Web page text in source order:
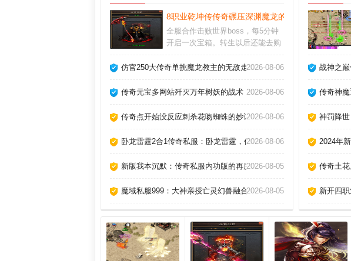
8职业乾坤传传奇碾压深渊魔龙的终极指南。
全服合作击败世界boss，每5分钟
开启一次宝箱。转生以后还能去购
的刷怪或是去副本战斗，快速提升
穿戴，任何提升它的机会记得都不
仿官250大传奇单挑魔龙教主的无敌走位技巧！
2026-08-06
传奇元宝多网站歼灭万年树妖的战术 2026-08-06
传奇点开始没反应刺杀花吻蜘蛛的妙计！2026-08-06
卧龙雷霆2合1传奇私服：卧龙雷霆，传奇震撼登场！
2026-08-06
新版我本沉默：传奇私服内功版的再度辉煌2026-08-05
魔域私服999：大神亲授亡灵幻兽融合逆天攻略
2026-08-05
战神之
传奇神
神罚降
2024年
传奇土
新开四